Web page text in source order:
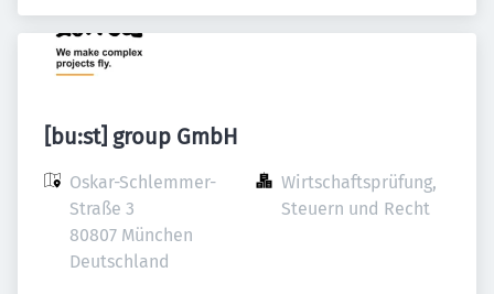
[bu:st] group GmbH
Oskar-Schlemmer-
Straße 3
80807 München
Deutschland
Wirtschaftsprüfung,
Steuern und Recht